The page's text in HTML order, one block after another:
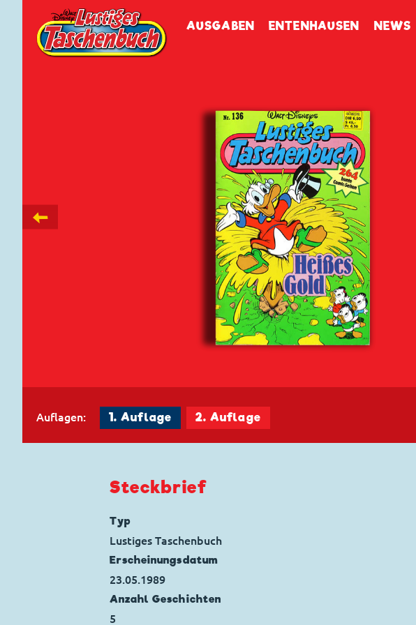
AUSGABEN ENTENHAUSEN NEWS
←
Auflagen: 1. Auflage 2. Auflage
Steckbrief
Typ
Lustiges Taschenbuch
Erscheinungs­datum
23.05.1989
Anzahl Geschichten
5